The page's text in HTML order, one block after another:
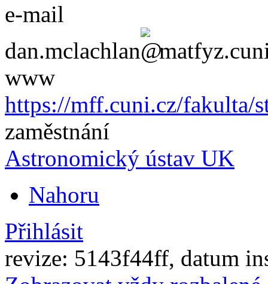
e-mail
dan.mclachlan
www
https://mff.cuni.cz/fakulta/
zaměstnání
Astronomický ústav UK
Nahoru
Přihlásit
revize: 5143f44ff, datum